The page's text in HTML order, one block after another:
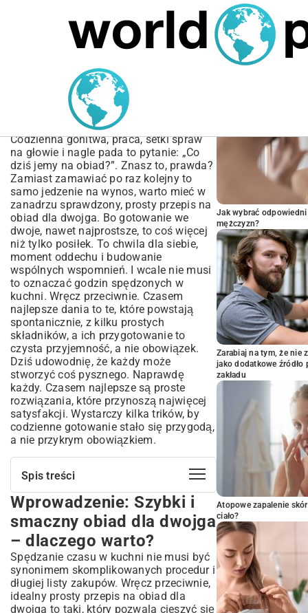
MARIUSZ ŁAMAGA 04.10.2025
Prosty Przepis na Obiad
dla Dwojga – Pomysły i
Inspiracje
Codzienna gonitwa, praca, setki spraw
na głowie i nagle pada to pytanie: „Co
dziś jemy na obiad?”. Znasz to, prawda?
Zamiast zamawiać po raz kolejny to
samo jedzenie na wynos, warto mieć w
zanadrzu sprawdzony, prosty przepis na
obiad dla dwojga. Bo gotowanie we
dwoje, nawet najprostsze, to coś więcej
niż tylko posiłek. To chwila dla siebie,
moment oddechu i budowanie
wspólnych wspomnień. I wcale nie musi
to oznaczać godzin spędzonych w
kuchni. Wręcz przeciwnie. Czasem
najlepsze dania to te, które powstają
spontanicznie, z kilku prostych
składników, a ich przygotowanie to
czysta przyjemność, a nie obowiązek.
Dziś udowodnię, że każdy może
stworzyć coś pysznego. Naprawdę
każdy. Czasem najlepsze są proste
rozwiązania, które przynoszą najwięcej
satysfakcji. Wystarczy kilka trików, by
codzienne gotowanie stało się przygodą,
a nie przykrym obowiązkiem.
Spis treści
Wprowadzenie: Szybki i smaczny obiad
dla dwojga – dlaczego warto?
Kluczowe składniki prostego obiadu –
co warto mieć zawsze pod ręką?
Spiżarnia idealna – podstawowe produkty,
które uratują każdy posiłek
Świeże produkty – jak wybierać warzywa i
owoce na udany obiad
Wprowadzenie: Szybki i
smaczny obiad dla dwojga
– dlaczego warto?
Spędzanie czasu w kuchni nie musi być
synonimem skomplikowanych procedur i
długiej listy zakupów. Wręcz przeciwnie,
idealny prosty przepis na obiad dla
dwojga to taki, który pozwala cieszyć się
Jak wybrać
mężczyzn?
Zarabiaj na tym, że nie
jako dodatkowe
zakładu
Atopowe zapalenie
ciało?